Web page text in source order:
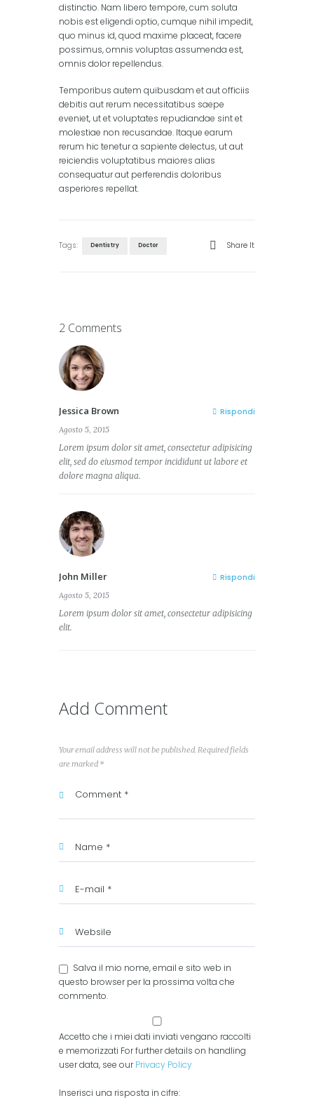
distinctio. Nam libero tempore, cum soluta
nobis est eligendi optio, cumque nihil impedit,
quo minus id, quod maxime placeat, facere
possimus, omnis voluptas assumenda est,
omnis dolor repellendus.
Temporibus autem quibusdam et aut officiis
debitis aut rerum necessitatibus saepe
eveniet, ut et voluptates repudiandae sint et
molestiae non recusandae. Itaque earum
rerum hic tenetur a sapiente delectus, ut aut
reiciendis voluptatibus maiores alias
consequatur aut perferendis doloribus
asperiores repellat.
Tags: Dentistry Doctor Share It
2 Comments
Jessica Brown
Agosto 5, 2015
Lorem ipsum dolor sit amet, consectetur adipisicing
elit, sed do eiusmod tempor incididunt ut labore et
dolore magna aliqua.
Rispondi
John Miller
Agosto 5, 2015
Lorem ipsum dolor sit amet, consectetur adipisicing
elit.
Rispondi
Add Comment
Your email address will not be published. Required fields
are marked *
Salva il mio nome, email e sito web in
questo browser per la prossima volta che
commento.
Accetto che i miei dati inviati vengano raccolti
e memorizzati For further details on handling
user data, see ourPrivacy Policy
Inserisci una risposta in cifre: